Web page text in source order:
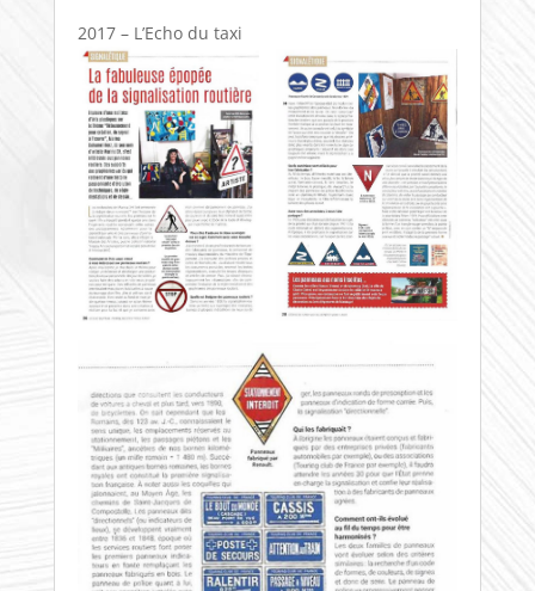
2017 – L’Echo du taxi